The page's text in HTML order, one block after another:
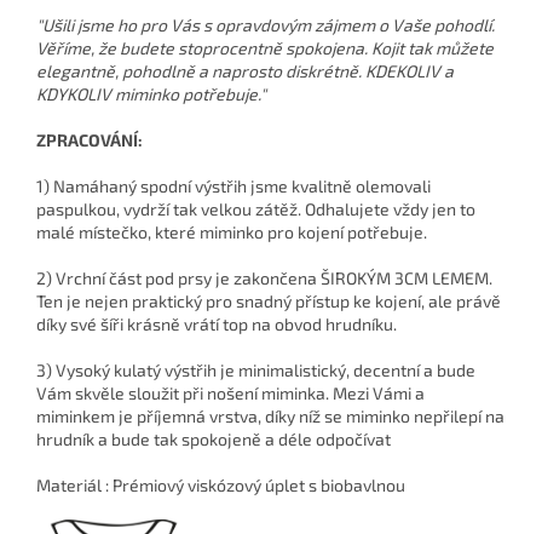
"Ušili jsme ho pro Vás s opravdovým zájmem o Vaše pohodlí.
Věříme, že budete stoprocentně spokojena. Kojit tak můžete
elegantně, pohodlně a naprosto diskrétně. KDEKOLIV a
KDYKOLIV miminko potřebuje."
ZPRACOVÁNÍ:
1) Namáhaný spodní výstřih jsme kvalitně olemovali
paspulkou, vydrží tak velkou zátěž. Odhalujete vždy jen to
malé místečko, které miminko pro kojení potřebuje.
2) Vrchní část pod prsy je zakončena ŠIROKÝM 3CM LEMEM.
Ten je nejen praktický pro snadný přístup ke kojení, ale právě
díky své šíři krásně vrátí top na obvod hrudníku.
3) Vysoký kulatý výstřih je minimalistický, decentní a bude
Vám skvěle sloužit při nošení miminka. Mezi Vámi a
miminkem je příjemná vrstva, díky níž se miminko nepřilepí na
hrudník a bude tak spokojeně a déle odpočívat
Materiál : Prémiový viskózový úplet s biobavlnou